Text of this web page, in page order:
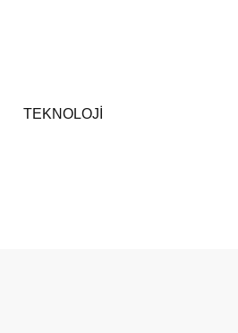
TEKNOLOJİ